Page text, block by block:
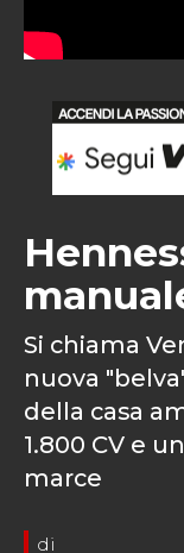
Si chiama
nuova
della casa
1.800 CV e
marce